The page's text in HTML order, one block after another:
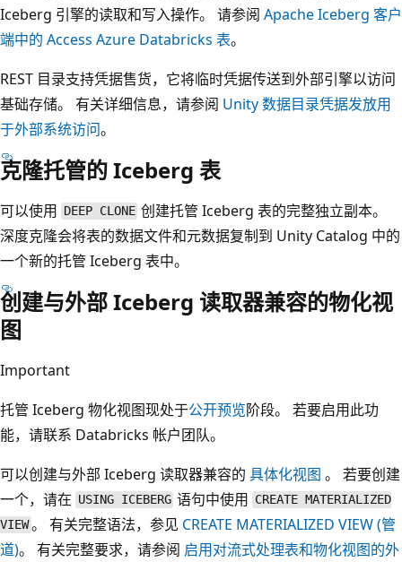
Iceberg 引擎的读取和写入操作。 请参阅 Apache Iceberg 客户
端中的 Access Azure Databricks 表。
REST 目录支持凭据售货，它将临时凭据传送到外部引擎以访问
基础存储。 有关详细信息，请参阅 Unity 数据目录凭据发放用
于外部系统访问。
克隆托管的 Iceberg 表
可以使用 DEEP CLONE 创建托管 Iceberg 表的完整独立副本。
深度克隆会将表的数据文件和元数据复制到 Unity Catalog 中的
一个新的托管 Iceberg 表中。
创建与外部 Iceberg 读取器兼容的物化视
图
Important
托管 Iceberg 物化视图现处于公开预览阶段。 若要启用此功
能，请联系 Databricks 帐户团队。
可以创建与外部 Iceberg 读取器兼容的 具体化视图 。 若要创建
一个，请在 USING ICEBERG 语句中使用 CREATE MATERIALIZED
VIEW。 有关完整语法，参见 CREATE MATERIALIZED VIEW (管
道)。 有关完整要求，请参阅 启用对流式处理表和物化视图的外